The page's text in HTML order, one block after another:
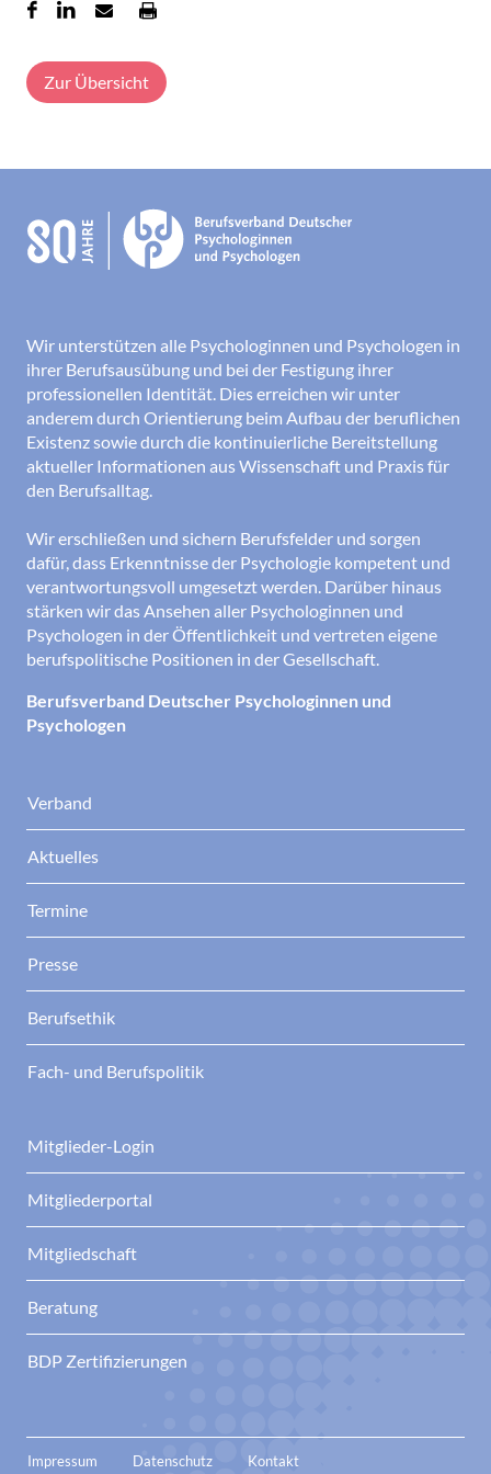
Zur Übersicht
Wir unterstützen alle Psychologinnen und Psychologen in
ihrer Berufsausübung und bei der Festigung ihrer
professionellen Identität. Dies erreichen wir unter
anderem durch Orientierung beim Aufbau der beruflichen
Existenz sowie durch die kontinuierliche Bereitstellung
aktueller Informationen aus Wissenschaft und Praxis für
den Berufsalltag.
Wir erschließen und sichern Berufsfelder und sorgen
dafür, dass Erkenntnisse der Psychologie kompetent und
verantwortungsvoll umgesetzt werden. Darüber hinaus
stärken wir das Ansehen aller Psychologinnen und
Psychologen in der Öffentlichkeit und vertreten eigene
berufspolitische Positionen in der Gesellschaft.
Berufsverband Deutscher Psychologinnen und
Psychologen
Verband
Aktuelles
Termine
Presse
Berufsethik
Fach- und Berufspolitik
Mitglieder-Login
Mitgliederportal
Mitgliedschaft
Beratung
BDP Zertifizierungen
Impressum Datenschutz Kontakt